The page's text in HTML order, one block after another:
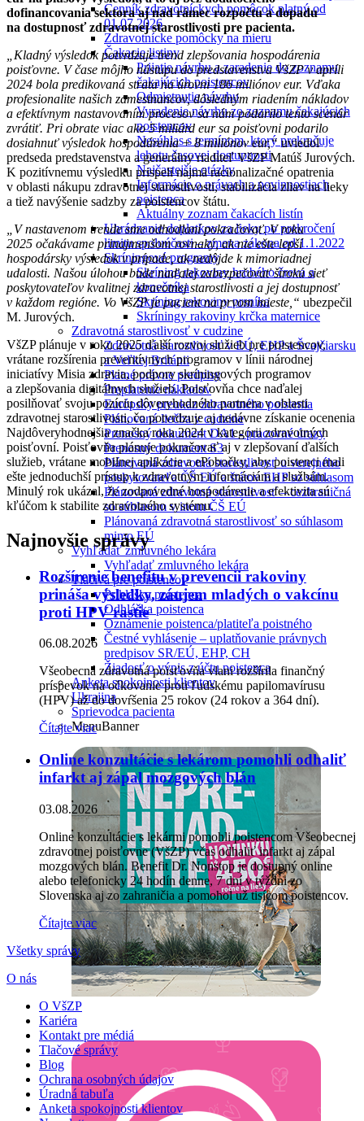
Cenník zdravotníckych pomôcok platný od
01.07.2026
Zdravotnícke pomôcky na mieru
Čakacie listiny
Prijatie návrhu a zaradenie do zoznamu
čakajúcich poistencov
Odmietnutie návrhu
Vyradenie návrhu zo zoznamu čakajúcich
poistencov
Nesúhlas s termínom, ktorý prekračuje
lehotu časovej dostupnosti
Najčastejšie otázky
Informácie o právach a povinnostiach
poistenca
Aktuálny zoznam čakacích listín
Uhrádzanie doplatkov za lieky po prekročení
limitu spoluúčasti – zmena zákona od 1.1.2022
Skríningové programy
Skríning rakoviny hrubého čreva a
konečníka
Skríning rakoviny prsníka
Skríningy rakoviny krčka maternice
Zdravotná starostlivosť v cudzine
Zdravotná starostlivosť v EÚ, EHP a Švajčiarsku
a Veľkej Británii
Platné právne predpisy
Preplatenie nákladov
Európsky preukaz zdravotného poistenia
Plánovaná liečba v cudzine
Prenosný dokument DA1 - pracovné úrazy
Prenosný dokument S3
Plánovaná zdravotná starostlivosť u verejného
poskytovateľa ČŠ EÚ a štátov EHP so súhlasom
Plánovaná zdravotná starostlivosť – cezhraničná
so súhlasom v inom ČŠ EÚ
Plánovaná zdravotná starostlivosť so súhlasom
mimo EÚ
Vyhľadať zmluvného lekára
Vyhľadať zmluvného lekára
Tlačivá pre poistencov
Prihláška poistenca
Odhláška poistenca
Oznámenie poistenca/platiteľa poistného
Čestné vyhlásenie – uplatňovanie právnych
predpisov SR/EÚ, EHP, CH
Žiadosť o výpis z účtu poistenca
Anketa spokojnosti klientov
Ukrajina
Sprievodca pacienta
MenuBanner
dofinancovania sektora aj nad rámec rozpočtu a dopadu
na dostupnosť zdravotnej starostlivosti pre pacienta.
„Kladný výsledok potvrdzuje trend zlepšovania hospodárenia
poisťovne. V čase môjho nástupu do predstavenstva VšZP v apríli
2024 bola predikovaná strata na úrovni 186 miliónov eur. Vďaka
profesionalite našich zamestnancov, dôsledným riadením nákladov
a efektívnym nastavovaním procesov sa nám podarilo tento scenár
zvrátiť. Pri obrate viac ako 5 miliárd eur sa poisťovni podarilo
dosiahnuť výsledok hospodárenia + 8 miliónov eur,“uviedol
predseda predstavenstva a generálny riaditeľ VšZP Matúš Jurových.
K pozitívnemu výsledku prispeli najmä racionalizačné opatrenia
v oblasti nákupu zdravotnej starostlivosti, stabilizácia zliav na lieky
a tiež navýšenie sadzby za poistencov štátu.
„V nastavenom trende sme odhodlaní pokračovať. V roku
2025 očakávame prinajmenšom rovnaký, ak nie ešte lepší
hospodársky výsledok v prípade, ak nedôjde k mimoriadnej
udalosti. Našou úlohou bude naďalej zabezpečovať širokú sieť
poskytovateľov kvalitnej zdravotnej starostlivosti a jej dostupnosť
v každom regióne. Vo VšZP je pacient na prvom mieste,“ ubezpečil
M. Jurových.
VšZP plánuje v roku 2025 ďalší rozvoj služieb pre poistencov,
vrátane rozšírenia preventívnych programov v línii národnej
iniciatívy Misia zdravia, podpory skríningových programov
a zlepšovania digitálnych služieb. Poisťovňa chce naďalej
posilňovať svoju pozíciu dôveryhodného partnera v oblasti
zdravotnej starostlivosti, čo potvrdzuje aj nedávne získanie ocenenia
Najdôveryhodnejšia značka roka 2024 v kategórii zdravotných
poisťovní. Poisťovňa plánuje pokračovať aj v zlepšovaní ďalších
služieb, vrátane mobilnej aplikácie a ePobočky, aby poistenci mali
ešte jednoduchší prístup k zdravotným informáciám a službám.
Minulý rok ukázal, že zodpovedné hospodárenie a efektivita sú
kľúčom k stabilite zdravotného systému.
Najnovšie správy
Rozšírenie benefitu v prevencii rakoviny
prináša výsledky, záujem mladých o vakcínu
proti HPV rastie
06.08.2026
Všeobecná zdravotná poisťovňa vlani rozšírila finančný
príspevok na očkovanie proti ľudskému papilomavírusu
(HPV) až do dovŕšenia 25 rokov (24 rokov a 364 dní).
Čítajte viac
Online konzultácie s lekárom pomohli odhaliť
infarkt aj zápal mozgových blán
03.08.2026
Online konzultácie s lekármi pomohli poistencom Všeobecnej
zdravotnej poisťovne (VšZP) včas odhaliť infarkt aj zápal
mozgových blán. Benefit Dr. Nonstop je dostupný online
alebo telefonicky 24 hodín denne, 7 dní v týždni zo
Slovenska aj zo zahraničia a pomohol už tisícom poistencov.
Čítajte viac
Všetky správy
O nás
O VšZP
Kariéra
Kontakt pre médiá
Tlačové správy
Blog
Ochrana osobných údajov
Úradná tabuľa
Anketa spokojnosti klientov